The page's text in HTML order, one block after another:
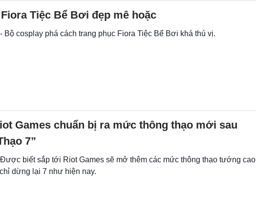
Tiệc Bể Bơi đẹp mê hoặc
Bộ cosplay phá cách trang phục Fiora Tiệc Bể Bơi khá thú vị.
Games chuẩn bị ra mức thông thạo mới sau
7”
biết sắp tới Riot Games sẽ mở thêm các mức thông thạo tướng cao
dừng lại 7 như hiện nay.